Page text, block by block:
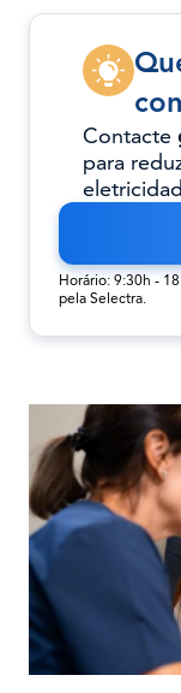
Contacte
para
Horário: 9:30h -
pela Selectra.